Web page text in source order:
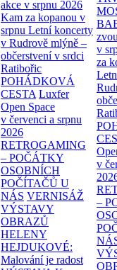
akce v srpnu 2026
Kam za kopanou v
srpnu Letní koncerty
v Rudrově mlýně –
občerstvení v srdci
Ratibořic
POHÁDKOVÁ
CESTA Luxfer
Open Space
v červenci a srpnu
2026
RETROGAMING
– POČÁTKY
OSOBNÍCH
POČÍTAČŮ U
NÁS VERNISÁŽ
VÝSTAVY
OBRAZŮ
HELENY
HEJDUKOVÉ:
Malování je radost
v
za
v
–